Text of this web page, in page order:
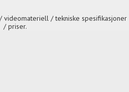
/ tekniske spesifikasjoner
/ priser.